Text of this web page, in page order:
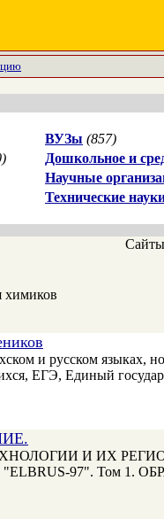
ВУЗы (857)
Дошкольное и
Научные
Технические
химиков
и русском
ЕГЭ, Единый
И ИХ
97". Том 1.